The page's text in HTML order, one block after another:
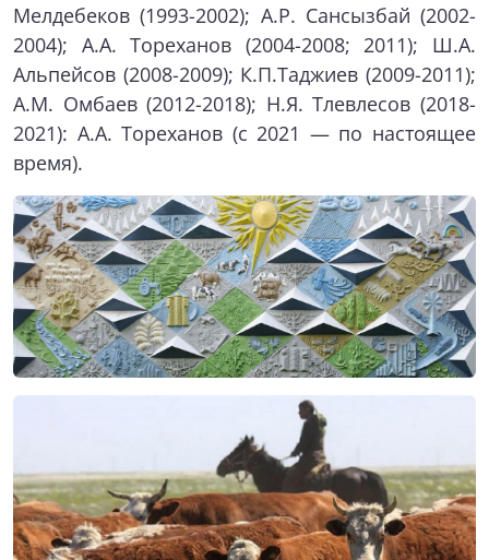
Мелдебеков (1993-2002); А.Р. Сансызбай (2002-
2004); А.А. Тореханов (2004-2008; 2011); Ш.А.
Альпейсов (2008-2009); К.П.Таджиев (2009-2011);
А.М. Омбаев (2012-2018); Н.Я. Тлевлесов (2018-
2021): А.А. Тореханов (с 2021 — по настоящее
время).